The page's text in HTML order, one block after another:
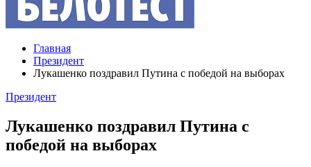
Главная
Президент
Лукашенко поздравил Путина с победой на выборах
Президент
Лукашенко поздравил Путина с
победой на выборах